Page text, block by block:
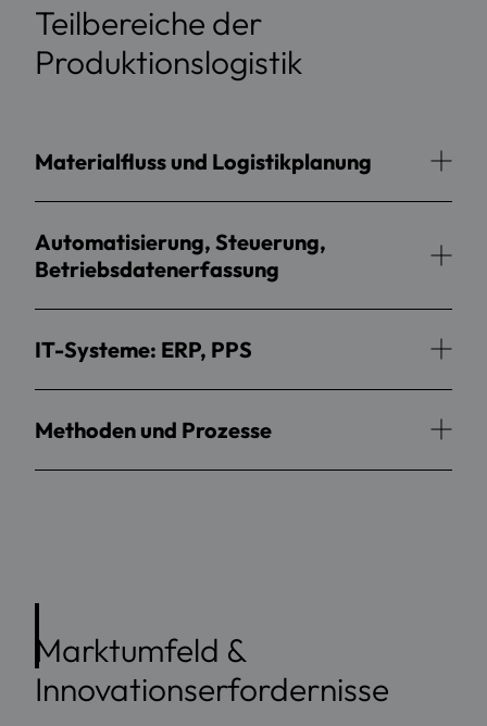
Teilbereiche der
Produktionslogistik
Materialfluss und Logistikplanung
Automatisierung, Steuerung,
Betriebsdatenerfassung
IT-Systeme: ERP, PPS
Methoden und Prozesse
Marktumfeld &
Innovationserfordernisse